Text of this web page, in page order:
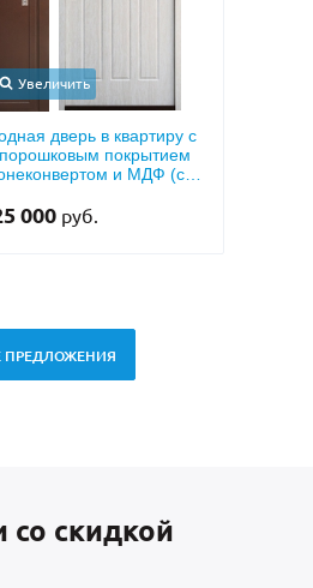
Увеличить
Входная дверь с
бугельной ручкой и
порошковым покрытием
45 000руб.
ПРЕДЛОЖЕНИЯ
со скидкой